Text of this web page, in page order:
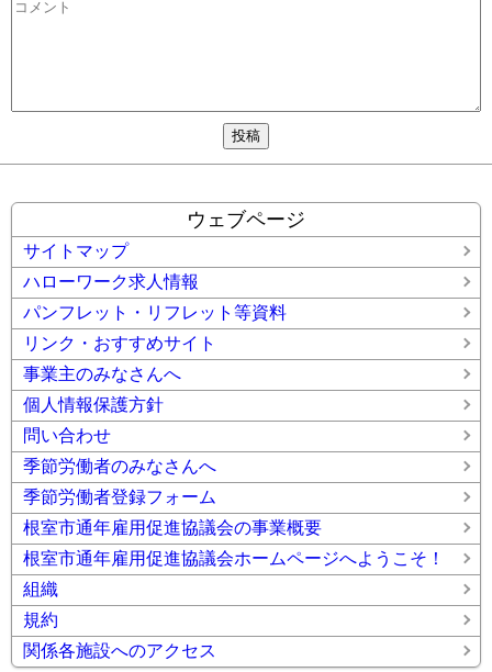
ウェブページ
サイトマップ
ハローワーク求人情報
パンフレット・リフレット等資料
リンク・おすすめサイト
事業主のみなさんへ
個人情報保護方針
問い合わせ
季節労働者のみなさんへ
季節労働者登録フォーム
根室市通年雇用促進協議会の事業概要
根室市通年雇用促進協議会ホームページへようこそ！
組織
規約
関係各施設へのアクセス